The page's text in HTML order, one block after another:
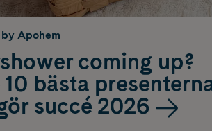
Apohem
coming up?
bästa
succé 2026